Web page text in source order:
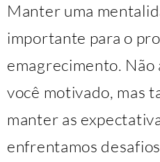
Manter uma
importante para o
emagrecimento. Não
você motivado, mas
manter as
enfrentamos